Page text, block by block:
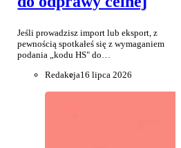
Jeśli prowadzisz import lub eksport, z
pewnością spotkałeś się z wymaganiem
podania „kodu HS" do…
Redakcja16 lipca 2026